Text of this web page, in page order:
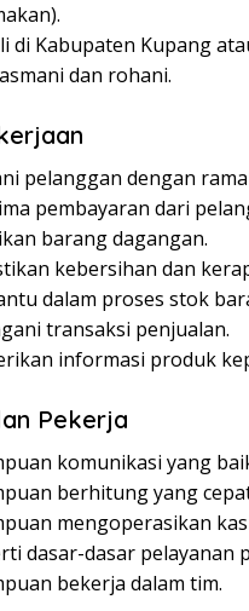
di Kabupaten Kupang
dan rohani.
pelanggan dengan
pembayaran dari
barang dagangan.
kebersihan dan
dalam proses stok
transaksi penjualan.
informasi produk
Pekerja
komunikasi yang
berhitung yang
mengoperasikan
dasar-dasar pelayanan
bekerja dalam tim.